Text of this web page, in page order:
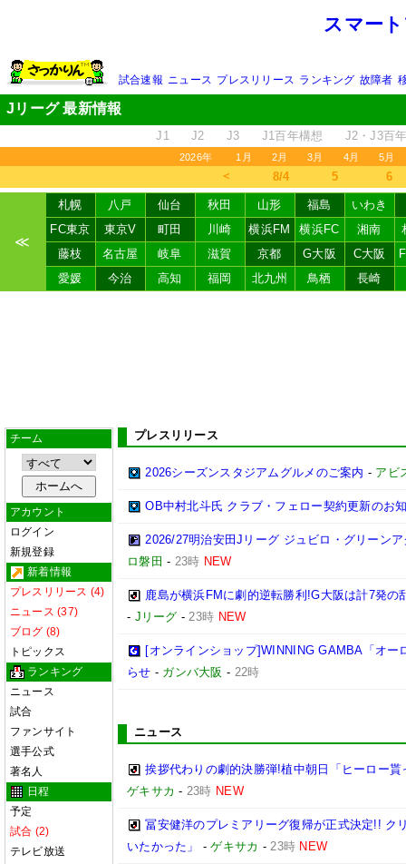
スマー
試合速報 ニュース プレスリリース ランキング 故障者
Jリーグ 最新情報
J1 J2 J3 J1百年構想 J2・J3百
2026年 1月 2月 3月 4月 5月
＜ 8/4 5 6
≪
札幌 八戸 仙台 秋田 山形 福島
いわき
FC東京
東京V 町田 川崎 横浜FM 横浜FC 湘南
藤枝
名古屋 岐阜 滋賀 京都 G大阪 C大阪
愛媛
今治 高知 福岡 北九州 鳥栖 長崎
チーム
アカウント
ログイン
新規登録
新着情報
プレスリリース (4)
ニュース (37)
ブログ (8)
トピックス
ランキング
ニュース
試合
ファンサイト
選手公式
著名人
日程
予定
試合 (2)
テレビ放送
プレスリリース
2026シーズンスタジアムグルメのご案内 - アビ
OB中村北斗氏 クラブ・フェロー契約更新のお
2026/27明治安田Jリーグ ジュビロ・グリーン
ロ磐田 - 23時 NEW
鹿島が横浜FMに劇的逆転勝利!G大阪は計7発
- Jリーグ -23時 NEW
[オンラインショップ]WINNING GAMBA「オ
らせ - ガンバ大阪 - 22時
ニュース
挨拶代わりの劇的決勝弾!植中朝日「ヒーロー
ゲキサカ - 23時 NEW
冨安健洋のプレミアリーグ復帰が正式決定!! ク
いたかった」
-ゲキサカ -23時 NEW